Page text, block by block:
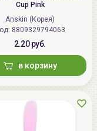
Cup Pink
Anskin (Корея)
Код: 8809329794063
2.20 руб.
в корзину